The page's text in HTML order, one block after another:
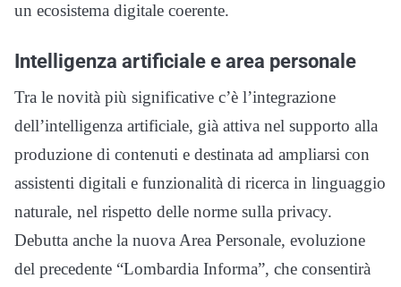
un ecosistema digitale coerente.
Intelligenza artificiale e area personale
Tra le novità più significative c’è l’integrazione
dell’intelligenza artificiale, già attiva nel supporto alla
produzione di contenuti e destinata ad ampliarsi con
assistenti digitali e funzionalità di ricerca in linguaggio
naturale, nel rispetto delle norme sulla privacy.
Debutta anche la nuova Area Personale, evoluzione
del precedente “Lombardia Informa”, che consentirà